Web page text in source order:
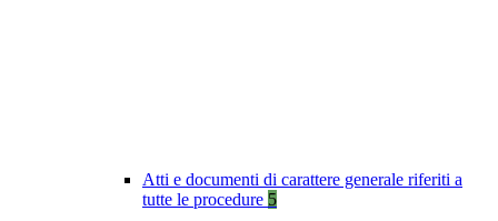
Atti e documenti di carattere generale riferiti a
tutte le procedure 5